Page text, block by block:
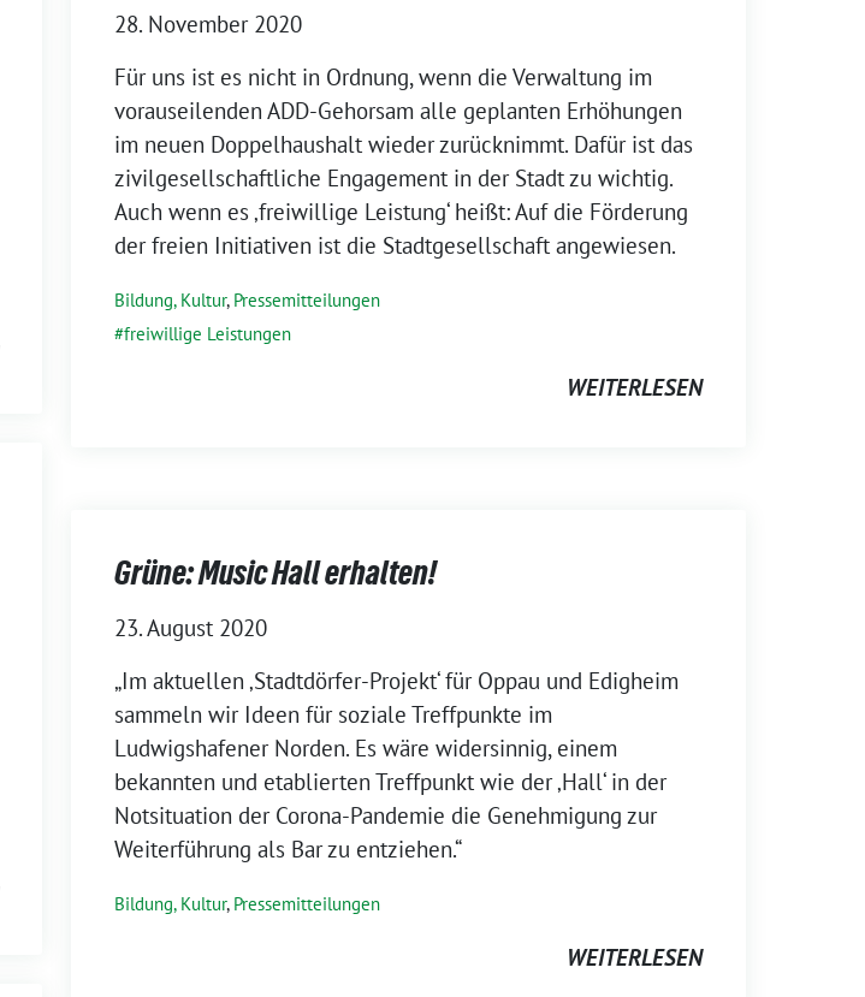
28. November 2020
Für uns ist es nicht in Ordnung, wenn die Verwaltung im
vorauseilenden ADD-Gehorsam alle geplanten Erhöhungen
im neuen Doppelhaushalt wieder zurücknimmt. Dafür ist das
zivilgesellschaftliche Engagement in der Stadt zu wichtig.
Auch wenn es ‚freiwillige Leistung‘ heißt: Auf die Förderung
der freien Initiativen ist die Stadtgesellschaft angewiesen.
Bildung, Kultur, Pressemitteilungen
freiwillige Leistungen
WEITERLESEN
Grüne: Music Hall erhalten!
23. August 2020
„Im aktuellen ‚Stadtdörfer-Projekt‘ für Oppau und Edigheim
sammeln wir Ideen für soziale Treffpunkte im
Ludwigshafener Norden. Es wäre widersinnig, einem
bekannten und etablierten Treffpunkt wie der ‚Hall‘ in der
Notsituation der Corona-Pandemie die Genehmigung zur
Weiterführung als Bar zu entziehen.“
Bildung, Kultur, Pressemitteilungen
WEITERLESEN